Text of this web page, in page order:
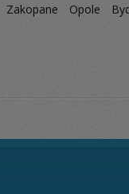
Zakopane Opole